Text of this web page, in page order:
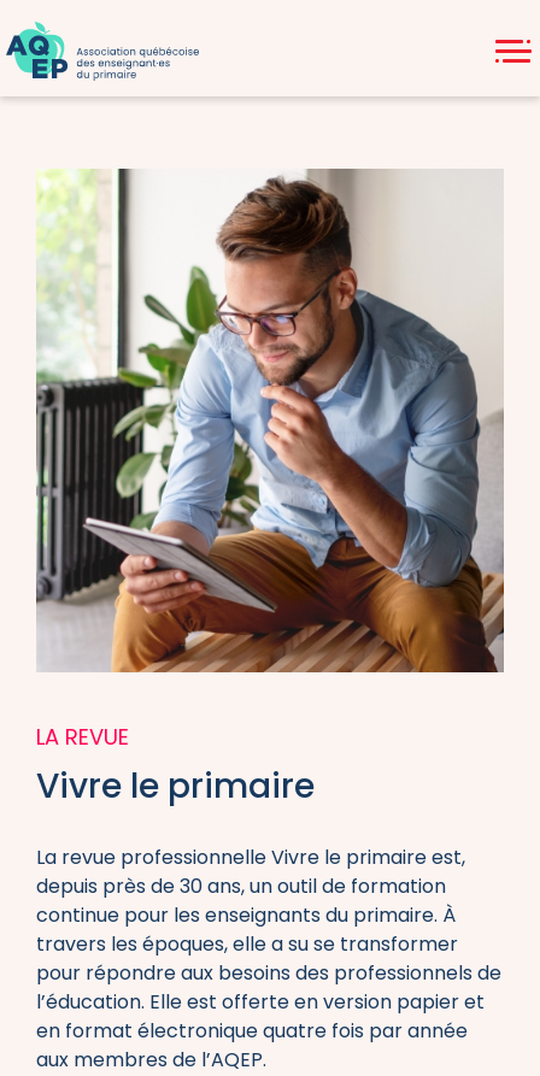
LA REVUE
Vivre le primaire
La revue professionnelle Vivre le primaire est,
depuis près de 30 ans, un outil de formation
continue pour les enseignants du primaire. À
travers les époques, elle a su se transformer
pour répondre aux besoins des professionnels de
l’éducation. Elle est offerte en version papier et
en format électronique quatre fois par année
aux membres de l’AQEP.